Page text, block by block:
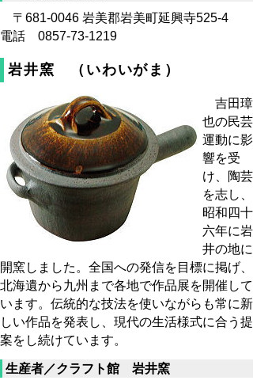
〒681-0046 岩美郡岩美町延興寺525-4
電話 0857-73-1219
岩井窯 （いわいがま）
吉田璋
也の民芸
運動に影
響を受
け、陶芸
を志し、
昭和四十
六年に岩
井の地に
開窯しました。全国への発信を目標に掲げ、
北海遺から九州まで各地で作品展を開催して
います。伝統的な技法を使いながらも常に新
しい作品を発表し、現代の生活様式に合う提
案をし続けています。
生産者／クラフト館 岩井窯